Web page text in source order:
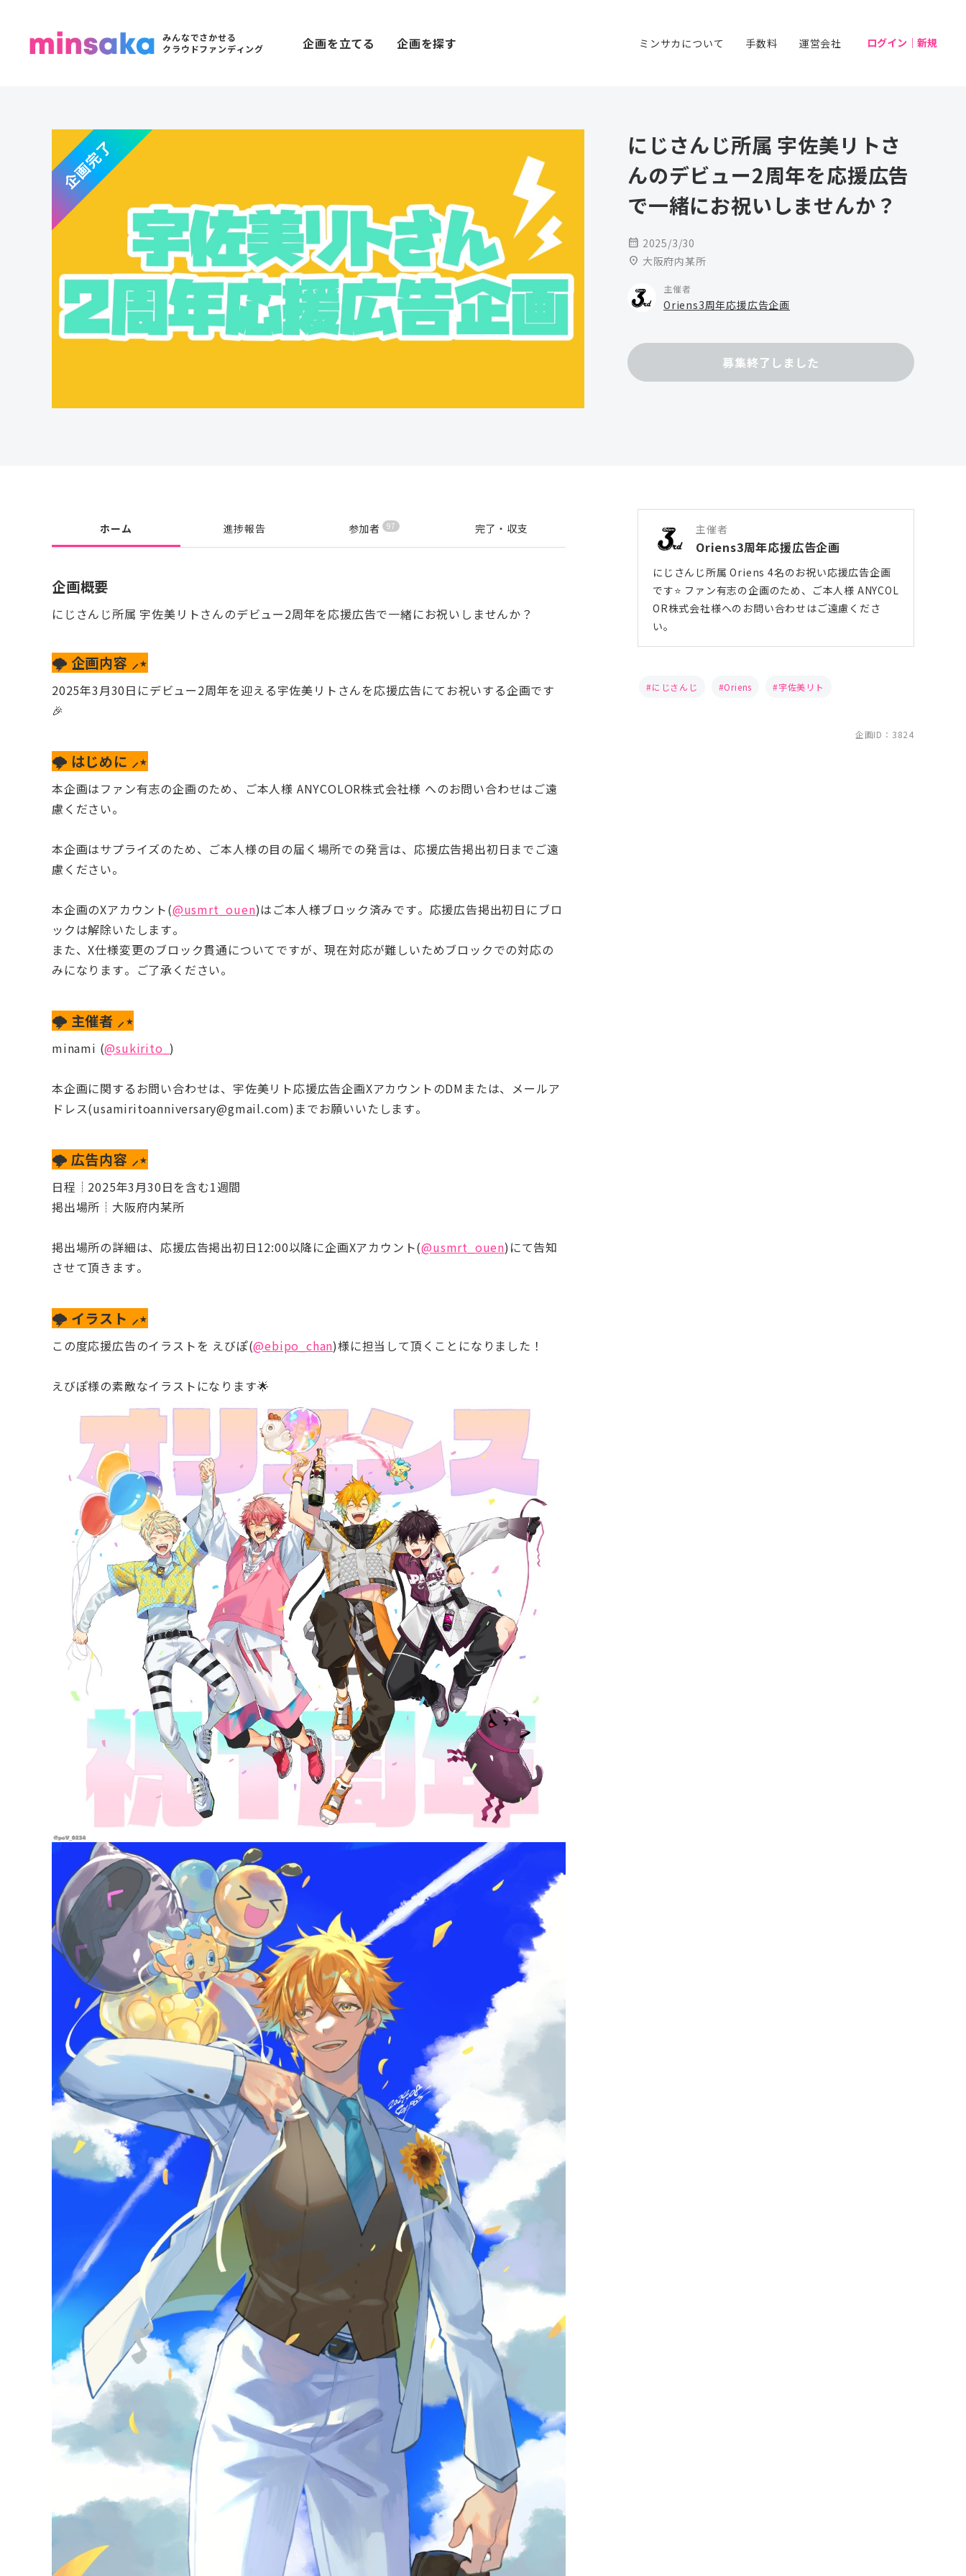
みんなでさかせる
クラウドファンディング
企画を立てる 企画を探す ミンサカについて 手数料 運営会社 ログイン｜新規
企画完了
にじさんじ所属 宇佐美リトさ
んのデビュー2周年を応援広告
で一緒にお祝いしませんか？
calendar_month 2025/3/30
location_on 大阪府内某所
主催者
Oriens3周年応援広告企画
募集終了しました
ホーム 進捗報告 参加者 97 完了・収支
企画概要
にじさんじ所属 宇佐美リトさんのデビュー2周年を応援広告で一緒にお祝いしませんか？
🌩️ 企画内容 ⸝⋆
2025年3月30日にデビュー2周年を迎える宇佐美リトさんを応援広告にてお祝いする企画です
🎉
🌩️ はじめに ⸝⋆
本企画はファン有志の企画のため、ご本人様 ANYCOLOR株式会社様 へのお問い合わせはご遠
慮ください。
本企画はサプライズのため、ご本人様の目の届く場所での発言は、応援広告掲出初日までご遠
慮ください。
本企画のXアカウント(@usmrt_ouen)はご本人様ブロック済みです。応援広告掲出初日にブロ
ックは解除いたします。
また、X仕様変更のブロック貫通についてですが、現在対応が難しいためブロックでの対応の
みになります。ご了承ください。
🌩️ 主催者 ⸝⋆
minami (@sukirito_)
本企画に関するお問い合わせは、宇佐美リト応援広告企画XアカウントのDMまたは、メールア
ドレス(usamiritoanniversary@gmail.com)までお願いいたします。
🌩️ 広告内容 ⸝⋆
日程┊2025年3月30日を含む1週間
掲出場所┊大阪府内某所
掲出場所の詳細は、応援広告掲出初日12:00以降に企画Xアカウント(@usmrt_ouen)にて告知
させて頂きます。
🌩️ イラスト ⸝⋆
この度応援広告のイラストを えびぽ(@ebipo_chan)様に担当して頂くことになりました！
えびぽ様の素敵なイラストになります🌟
主催者
Oriens3周年応援広告企画
にじさんじ所属 Oriens 4名のお祝い応援広告企画
です⭐️ ファン有志の企画のため、ご本人様 ANYCOL
OR株式会社様へのお問い合わせはご遠慮くださ
い。
にじさんじ Oriens 宇佐美リト
企画ID：3824